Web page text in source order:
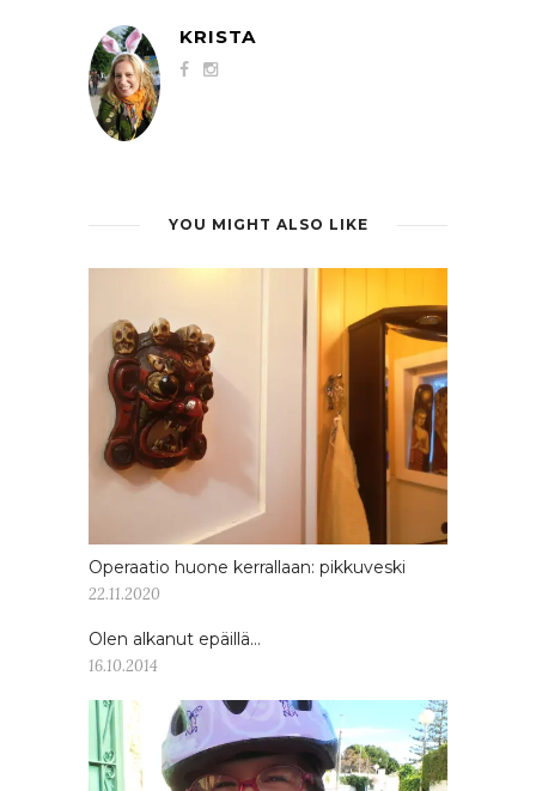
KRISTA
YOU MIGHT ALSO LIKE
Operaatio huone kerrallaan: pikkuveski
22.11.2020
Olen alkanut epäillä…
16.10.2014